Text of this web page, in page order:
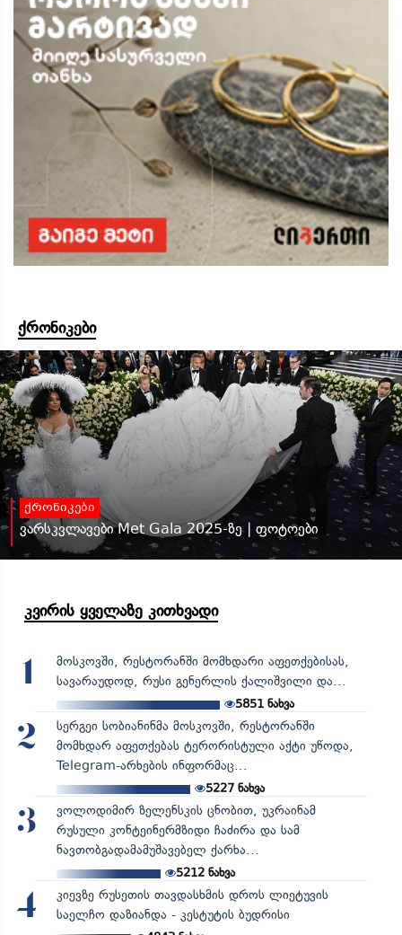
ქრონიკები
ქრონიკები
ვარსკვლავები Met Gala 2025-ზე | ფოტოები
კვირის ყველაზე კითხვადი
1
მოსკოვში, რესტორანში მომხდარი აფეთქებისას,
სავარაუდოდ, რუსი გენერლის ქალიშვილი და...
5851 ნახვა
2
სერგეი სობიანინმა მოსკოვში, რესტორანში
მომხდარ აფეთქებას ტერორისტული აქტი უწოდა,
Telegram-არხების ინფორმაც...
5227ნახვა
3
ვოლოდიმირ ზელენსკის ცნობით, უკრაინამ
რუსული კონტეინერმზიდი ჩაძირა და სამ
ნავთობგადამამუშავებელ ქარხა...
5212ნახვა
4
კიევზე რუსეთის თავდასხმის დროს ლიეტუვის
საელჩო დაზიანდა - კესტუტის ბუდრისი